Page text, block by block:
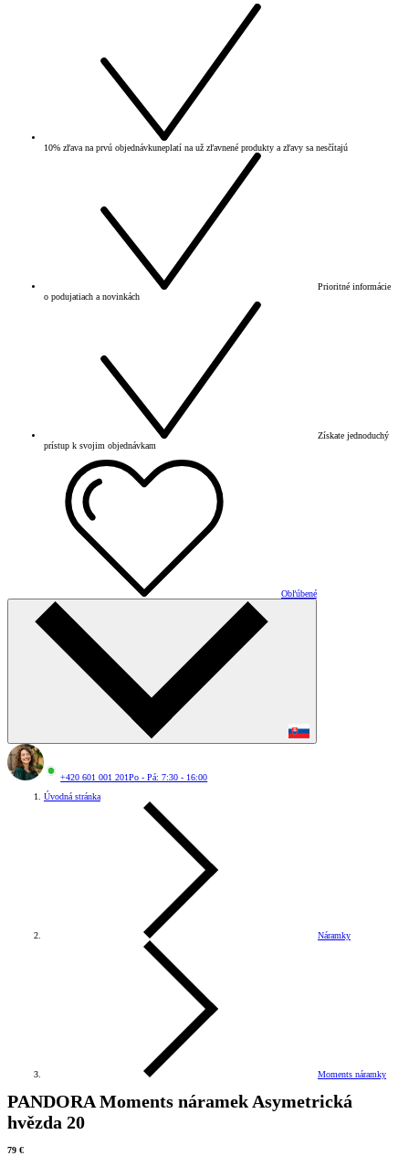
10% zľava na prvú objednávkuneplatí na už zľavnené produkty a zľavy sa nesčítajú
Prioritné informácie
o podujatiach a novinkách
Získate jednoduchý
prístup k svojim objednávkam
Obľúbené
+420 601 001 201Po - Pá: 7:30 - 16:00
Úvodná stránka
Náramky
Moments náramky
PANDORA Moments náramek Asymetrická
hvězda 20
79 €